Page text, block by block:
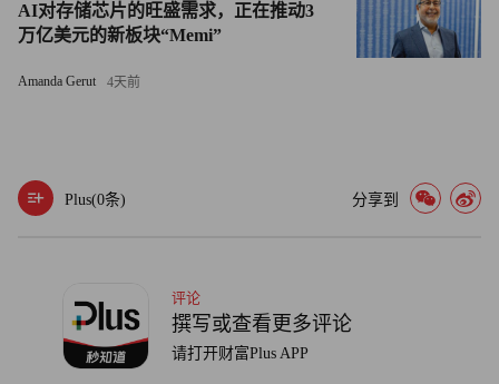
此后数十年，库班重点专注于商业投资，通过《创智赢家》
节目为初创公司担任明星导师，并于2000年收购达拉斯独行
侠队的多数股份。库班于今年正式告别《创智赢家》，并在
库班决定退出独行侠队的主要原因是，保护他的三个孩子。
种负面评论，我不希望他们承受这些压力。”
如今，库班又投身全新且完全不同的事业。他于2022年创立
AI对存储芯片的旺盛需求，正在推动3
万亿美元的新板块“Memi”
Amanda Gerut 4天前
Plus(0条) 分享到
评论
撰写或查看更多评论
请打开财富Plus APP